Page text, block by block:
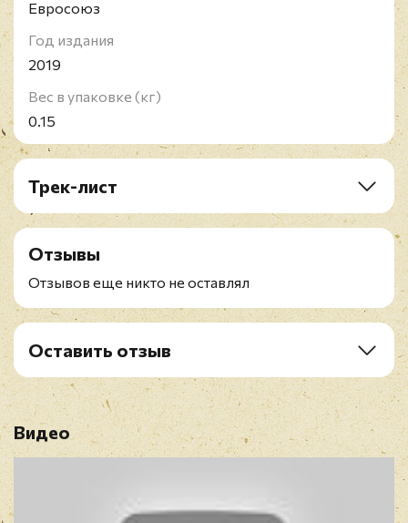
Евросоюз
Год издания
2019
Вес в упаковке (кг)
0.15
Трек-лист
1. Introduction (Live At Woodstock)
2. Message To Love
3. Izabella
4. Fire
6. Star Spangled Banner
7. Purple Haze
8. Woodstock Inprovisation
9. Villanova Junction
10. Hey Joe
Отзывы
Отзывов еще никто не оставлял
Оставить отзыв
Имя*
Видео